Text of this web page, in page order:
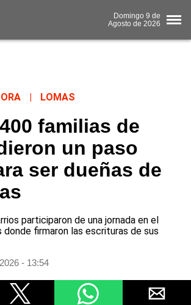
Domingo 9 de
Agosto de 2026
LOMAS
familias de
un paso
ser dueñas de
participaron de una jornada en el
donde firmaron las escrituras de sus
- 13:54